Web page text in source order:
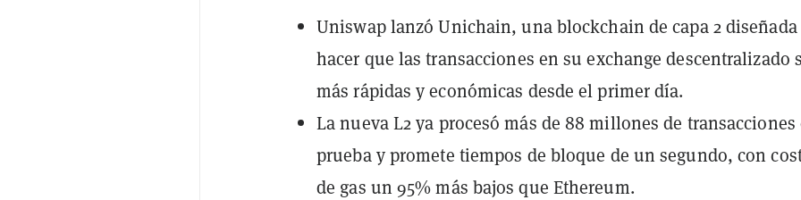
Uniswap lanzó Unichain, una blockchain de capa 2 diseñada
hacer que las transacciones en su exchange descentralizado
más rápidas y económicas desde el primer día.
La nueva L2 ya procesó más de 88 millones de transacciones
prueba y promete tiempos de bloque de un segundo, con
de gas un 95% más bajos que Ethereum.